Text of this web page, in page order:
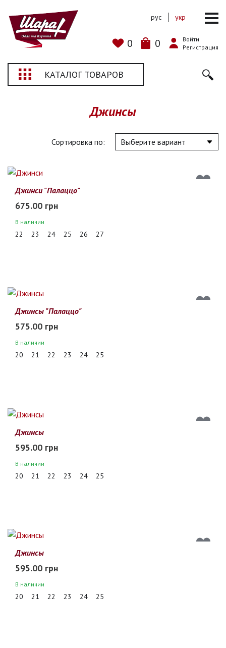
0 0
Войти
Регистрация
рус укр
КАТАЛОГ ТОВАРОВ
Джинсы
Сортировка по:
Джинси "Палаццо"
675.00 грн
В наличии
22 23 24 25 26 27
Джинсы "Палаццо"
575.00 грн
В наличии
20 21 22 23 24 25
Джинсы
595.00 грн
В наличии
20 21 22 23 24 25
Джинсы
595.00 грн
В наличии
20 21 22 23 24 25